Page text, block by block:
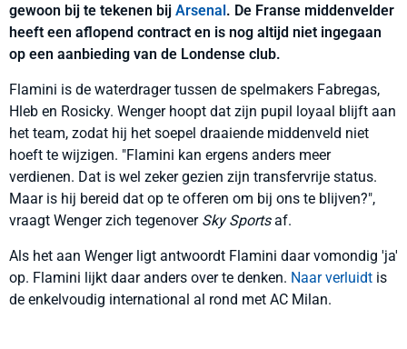
gewoon bij te tekenen bij Arsenal. De Franse middenvelder
heeft een aflopend contract en is nog altijd niet ingegaan
op een aanbieding van de Londense club.
Flamini is de waterdrager tussen de spelmakers Fabregas,
Hleb en Rosicky. Wenger hoopt dat zijn pupil loyaal blijft aan
het team, zodat hij het soepel draaiende middenveld niet
hoeft te wijzigen. "Flamini kan ergens anders meer
verdienen. Dat is wel zeker gezien zijn transfervrije status.
Maar is hij bereid dat op te offeren om bij ons te blijven?",
vraagt Wenger zich tegenover Sky Sportsaf.
Als het aan Wenger ligt antwoordt Flamini daar vomondig 'ja'
op. Flamini lijkt daar anders over te denken. Naar verluidt is
de enkelvoudig international al rond met AC Milan.